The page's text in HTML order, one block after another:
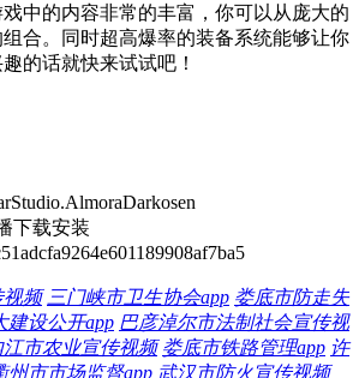
中的内容非常的丰富，你可以从庞大的
合。同时超高爆率的装备系统能够让你
的话就快来试试吧！
下载安装
视频 三门峡市卫生协会app 娄底市防走失
建设公开app 巴彦淖尔市法制社会宣传视
江市农业宣传视频 娄底市铁路管理app 许
州市市场监督app 武汉市防火宣传视频